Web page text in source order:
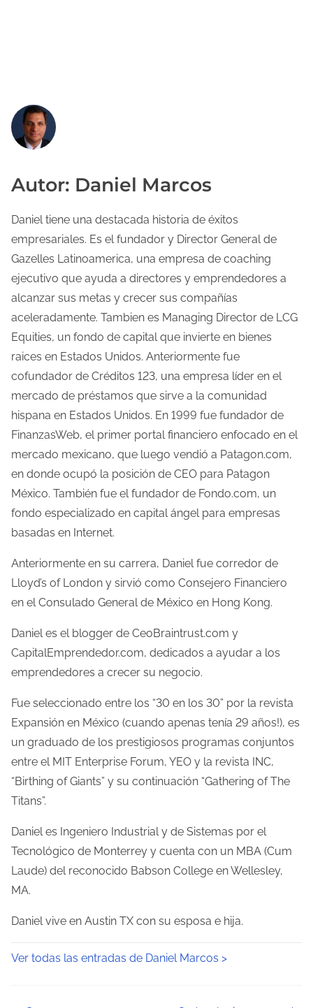
Autor: Daniel Marcos
Daniel tiene una destacada historia de éxitos
empresariales. Es el fundador y Director General de
Gazelles Latinoamerica, una empresa de coaching
ejecutivo que ayuda a directores y emprendedores a
alcanzar sus metas y crecer sus compañías
aceleradamente. Tambien es Managing Director de LCG
Equities, un fondo de capital que invierte en bienes
raices en Estados Unidos. Anteriormente fue
cofundador de Créditos 123, una empresa líder en el
mercado de préstamos que sirve a la comunidad
hispana en Estados Unidos. En 1999 fue fundador de
FinanzasWeb, el primer portal financiero enfocado en el
mercado mexicano, que luego vendió a Patagon.com,
en donde ocupó la posición de CEO para Patagon
México. También fue el fundador de Fondo.com, un
fondo especializado en capital ángel para empresas
basadas en Internet.
Anteriormente en su carrera, Daniel fue corredor de
Lloyd’s of London y sirvió como Consejero Financiero
en el Consulado General de México en Hong Kong.
Daniel es el blogger de CeoBraintrust.com y
CapitalEmprendedor.com, dedicados a ayudar a los
emprendedores a crecer su negocio.
Fue seleccionado entre los “30 en los 30” por la revista
Expansión en México (cuando apenas tenía 29 años!), es
un graduado de los prestigiosos programas conjuntos
entre el MIT Enterprise Forum, YEO y la revista INC,
“Birthing of Giants” y su continuación “Gathering of The
Titans”.
Daniel es Ingeniero Industrial y de Sistemas por el
Tecnológico de Monterrey y cuenta con un MBA (Cum
Laude) del reconocido Babson College en Wellesley,
MA.
Daniel vive en Austin TX con su esposa e hija.
Ver todas las entradas de Daniel Marcos >